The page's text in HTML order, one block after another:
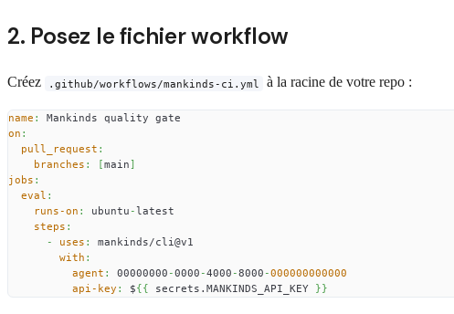
2. Posez le fichier workflow
Créez .github/workflows/mankinds-ci.yml à la racine de votre repo :
name :
Mankinds quality gate
on :
pull_request :
branches : main
jobs :
eval :
runs-on : ubuntu - latest
steps :
-
uses :
mankinds/cli@v1
with :
agent : 00000000 -0000 -4000 -8000 -000000000000
api-key : ${ { secrets.MANKINDS_API_KEY } }